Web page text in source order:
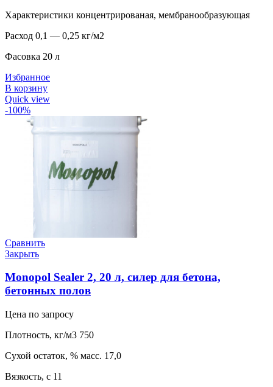
Характеристики концентрированая, мембранообразующая
Расход 0,1 — 0,25 кг/м2
Фасовка 20 л
Избранное
В корзину
Quick view
-100%
Сравнить
Закрыть
Monopol Sealer 2, 20 л, силер для бетона,
бетонных полов
Цена по запросу
Плотность, кг/м3 750
Сухой остаток, % масс. 17,0
Вязкость, с 11